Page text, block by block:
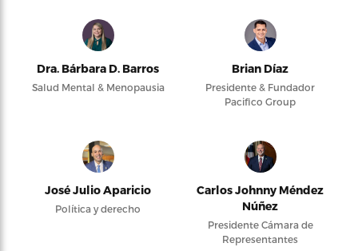
Dra. Bárbara D. Barros
Salud Mental & Menopausia
Brian Díaz
Presidente & Fundador
Pacifico Group
José Julio Aparicio
Política y derecho
Carlos Johnny Méndez
Núñez
Presidente Cámara de
Representantes